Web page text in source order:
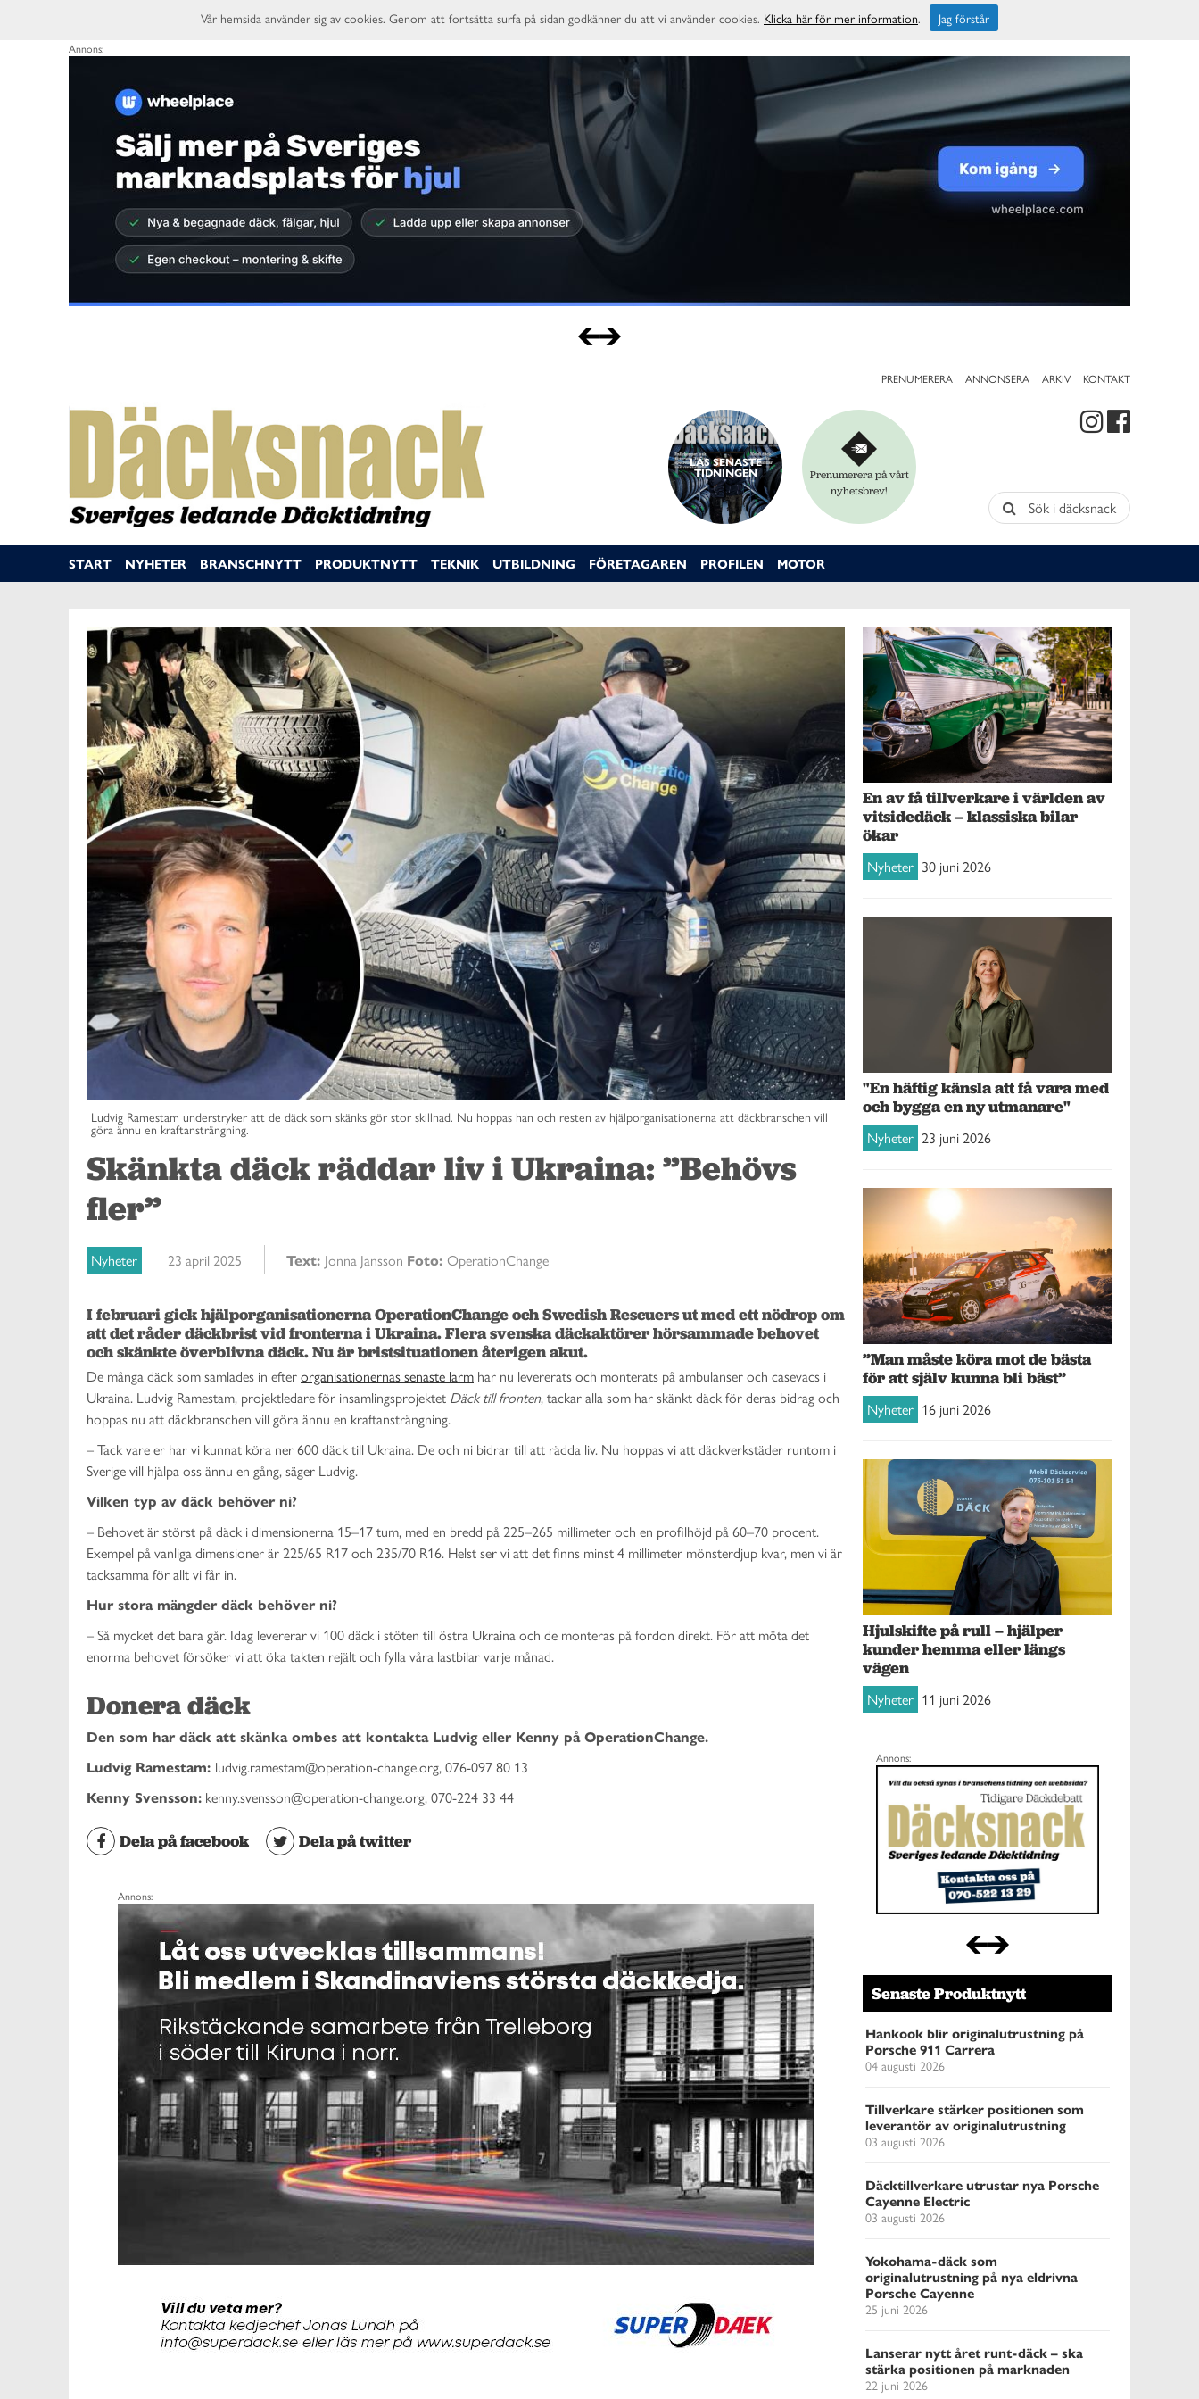
Annons:
PRENUMERERA ANNONSERA ARKIV KONTAKT
LÄS SENASTE
TIDNINGEN
Prenumerera på vårt
nyhetsbrev!
Sök i däcksnack
START NYHETER BRANSCHNYTT PRODUKTNYTT TEKNIK UTBILDNING FÖRETAGAREN PROFILEN MOTOR
Ludvig Ramestam understryker att de däck som skänks gör stor skillnad. Nu hoppas han och resten av hjälporganisationerna att däckbranschen vill
göra ännu en kraftansträngning.
Skänkta däck räddar liv i Ukraina: ”Behövs
fler”
Nyheter 23 april 2025 Text: Jonna Jansson Foto: OperationChange
I februari gick hjälporganisationerna OperationChange och Swedish Rescuers ut med ett nödrop om
att det råder däckbrist vid fronterna i Ukraina. Flera svenska däckaktörer hörsammade behovet
och skänkte överblivna däck. Nu är bristsituationen återigen akut.
De många däck som samlades in efterorganisationernas senaste larm har nu levererats och monterats på ambulanser och casevacs i
Ukraina. Ludvig Ramestam, projektledare för insamlingsprojektet Däck till fronten, tackar alla som har skänkt däck för deras bidrag och
hoppas nu att däckbranschen vill göra ännu en kraftansträngning.
– Tack vare er har vi kunnat köra ner 600 däck till Ukraina. De och ni bidrar till att rädda liv. Nu hoppas vi att däckverkstäder runtom i
Sverige vill hjälpa oss ännu en gång, säger Ludvig.
Vilken typ av däck behöver ni?
– Behovet är störst på däck i dimensionerna 15–17 tum, med en bredd på 225–265 millimeter och en profilhöjd på 60–70 procent.
Exempel på vanliga dimensioner är 225/65 R17 och 235/70 R16. Helst ser vi att det finns minst 4 millimeter mönsterdjup kvar, men vi är
tacksamma för allt vi får in.
Hur stora mängder däck behöver ni?
– Så mycket det bara går. Idag levererar vi 100 däck i stöten till östra Ukraina och de monteras på fordon direkt. För att möta det
enorma behovet försöker vi att öka takten rejält och fylla våra lastbilar varje månad.
Donera däck
Den som har däck att skänka ombes att kontakta Ludvig eller Kenny på OperationChange.
Ludvig Ramestam: ludvig.ramestam@operation-change.org, 076-097 80 13
Kenny Svensson: kenny.svensson@operation-change.org, 070-224 33 44
Dela på facebook Dela på twitter
Annons:
En av få tillverkare i världen av
vitsidedäck – klassiska bilar
ökar
Nyheter 30 juni 2026
"En häftig känsla att få vara med
och bygga en ny utmanare"
Nyheter 23 juni 2026
”Man måste köra mot de bästa
för att själv kunna bli bäst”
Nyheter 16 juni 2026
Hjulskifte på rull – hjälper
kunder hemma eller längs
vägen
Nyheter 11 juni 2026
Annons:
Senaste Produktnytt
Hankook blir originalutrustning på
Porsche 911 Carrera
04 augusti 2026
Tillverkare stärker positionen som
leverantör av originalutrustning
03 augusti 2026
Däcktillverkare utrustar nya Porsche
Cayenne Electric
03 augusti 2026
Yokohama-däck som
originalutrustning på nya eldrivna
Porsche Cayenne
25 juni 2026
Lanserar nytt året runt-däck – ska
stärka positionen på marknaden
22 juni 2026
Vår hemsida använder sig av cookies. Genom att fortsätta surfa på sidan godkänner du att vi använder cookies. Klicka här för mer information. Jag förstår